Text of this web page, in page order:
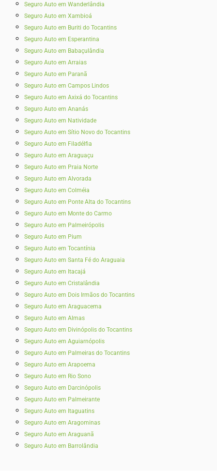
Seguro Auto em Wanderlândia
Seguro Auto em Xambioá
Seguro Auto em Buriti do Tocantins
Seguro Auto em Esperantina
Seguro Auto em Babaçulândia
Seguro Auto em Arraias
Seguro Auto em Paranã
Seguro Auto em Campos Lindos
Seguro Auto em Axixá do Tocantins
Seguro Auto em Ananás
Seguro Auto em Natividade
Seguro Auto em Sítio Novo do Tocantins
Seguro Auto em Filadélfia
Seguro Auto em Araguaçu
Seguro Auto em Praia Norte
Seguro Auto em Alvorada
Seguro Auto em Colméia
Seguro Auto em Ponte Alta do Tocantins
Seguro Auto em Monte do Carmo
Seguro Auto em Palmeirópolis
Seguro Auto em Pium
Seguro Auto em Tocantínia
Seguro Auto em Santa Fé do Araguaia
Seguro Auto em Itacajá
Seguro Auto em Cristalândia
Seguro Auto em Dois Irmãos do Tocantins
Seguro Auto em Araguacema
Seguro Auto em Almas
Seguro Auto em Divinópolis do Tocantins
Seguro Auto em Aguiarnópolis
Seguro Auto em Palmeiras do Tocantins
Seguro Auto em Arapoema
Seguro Auto em Rio Sono
Seguro Auto em Darcinópolis
Seguro Auto em Palmeirante
Seguro Auto em Itaguatins
Seguro Auto em Aragominas
Seguro Auto em Araguanã
Seguro Auto em Barrolândia